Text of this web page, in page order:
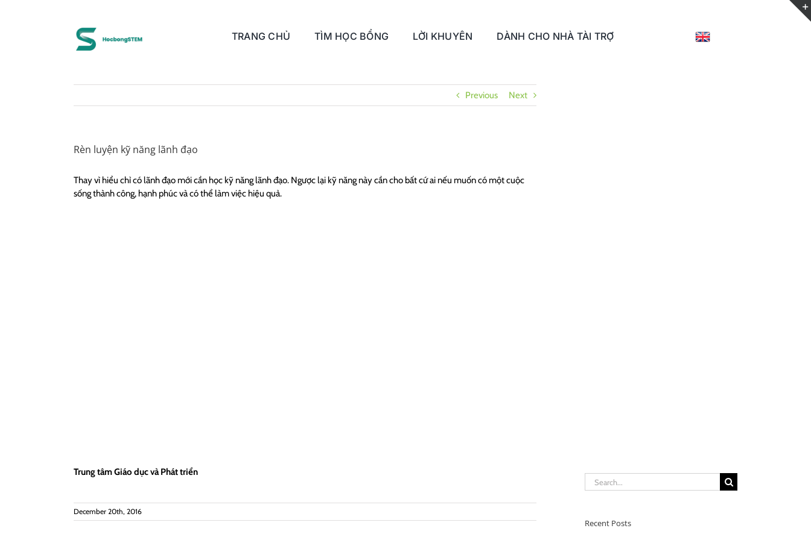
TRANG CHỦ TÌM HỌC BỔNG LỜI KHUYÊN DÀNH CHO NHÀ TÀI TRỢ
Previous Next
Rèn luyện kỹ năng lãnh đạo
Thay vì hiểu chỉ có lãnh đạo mới cần học kỹ năng lãnh đạo. Ngược lại kỹ năng này cần cho bất cứ ai nếu muốn có một cuộc
sống thành công, hạnh phúc và có thể làm việc hiệu quả.
Trung tâm Giáo dục và Phát triển
December 20th, 2016
Search
for:
Recent Posts